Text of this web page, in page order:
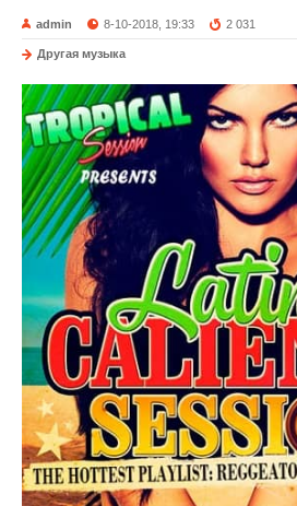
admin 8-10-2018, 19:33 2 031
Другая музыка